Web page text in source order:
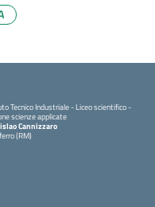
Tecnico Industriale - Liceo scientifico -
scienze applicate
Cannizzaro
(RM)